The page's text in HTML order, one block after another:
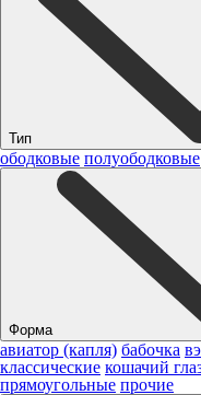
Тип
ободковые полуободковые
Форма
авиатор (капля) бабочка
классические кошачий
прямоугольные прочие